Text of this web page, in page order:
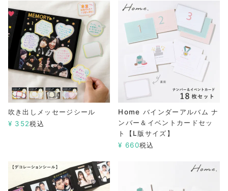
吹き出しメッセージシール
¥ 352税込
Home バインダーアルバム ナ
ンバー＆イベントカードセッ
ト【L版サイズ】
¥ 660税込